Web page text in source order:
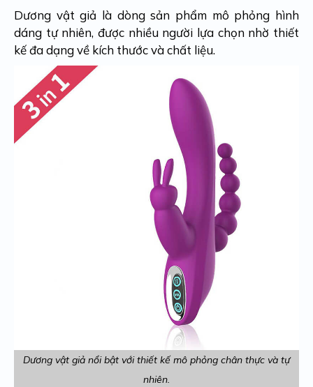
Dương vật giả là dòng sản phẩm mô phỏng hình
dáng tự nhiên, được nhiều người lựa chọn nhờ thiết
kế đa dạng về kích thước và chất liệu.
Dương vật giả nổi bật với thiết kế mô phỏng chân thực và tự
nhiên.